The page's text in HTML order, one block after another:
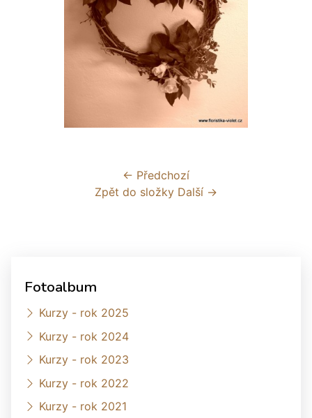
← Předchozí
Zpět do složky Další →
Fotoalbum
Kurzy - rok 2025
Kurzy - rok 2024
Kurzy - rok 2023
Kurzy - rok 2022
Kurzy - rok 2021